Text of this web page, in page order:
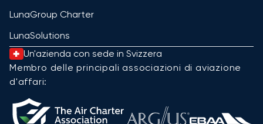
LunaGroup Charter
LunaSolutions
Un'azienda con sede in Svizzera
Membro delle principali associazioni di aviazione
d'affari: